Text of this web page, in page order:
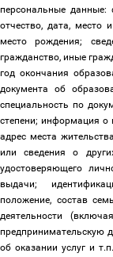
персональные
отчество, дата, место
место рождения;
гражданство, иные
год окончания
документа об
специальность по
степени; информация о
адрес места
или сведения о
удостоверяющего
выдачи;
положение, состав
деятельности
предпринимательскую
об оказании услуг и